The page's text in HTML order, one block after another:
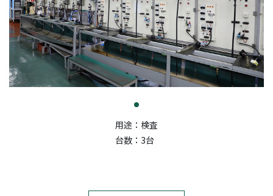
用途：検査
台数：3台